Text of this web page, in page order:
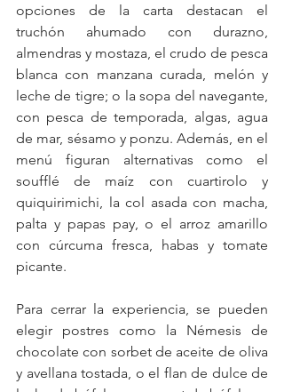
opciones de la carta destacan el
truchón ahumado con durazno,
almendras y mostaza, el crudo de pesca
blanca con manzana curada, melón y
leche de tigre; o la sopa del navegante,
con pesca de temporada, algas, agua
de mar, sésamo y ponzu. Además, en el
menú figuran alternativas como el
soufflé de maíz con cuartirolo y
quiquirimichi, la col asada con macha,
palta y papas pay, o el arroz amarillo
con cúrcuma fresca, habas y tomate
picante.
Para cerrar la experiencia, se pueden
elegir postres como la Némesis de
chocolate con sorbet de aceite de oliva
y avellana tostada, o el flan de dulce de